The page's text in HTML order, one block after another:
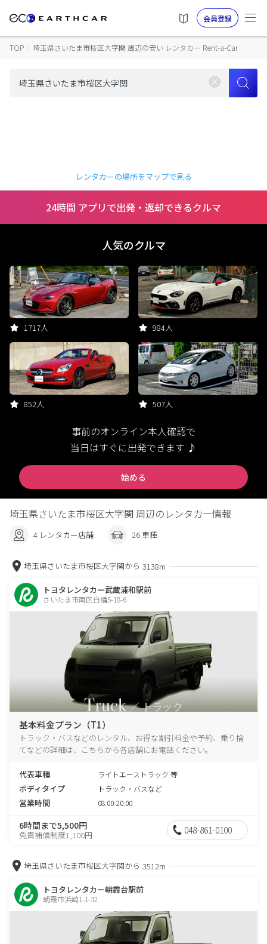
会員登録
TOP › 埼玉県さいたま市桜区大字関 周辺の安い レンタカー Rent-a-Car
レンタカーの場所をマップで見る
24時間 アプリで出発・返却できるクルマ
人気のクルマ
1717人 984人
852人 507人
事前のオンライン本人確認で
当日はすぐに出発できます ♪
始める
埼玉県さいたま市桜区大字関 周辺のレンタカー情報
4 レンタカー店舗 26 車種
埼玉県さいたま市桜区大字関から 3138m
トヨタレンタカー武蔵浦和駅前
さいたま市南区白幡5-18-6
基本料金プラン（T1）
トラック・バスなどのレンタル、お得な割引料金や予約、乗り捨
てなどの詳細は、こちらから各店舗にお電話ください。
代表車種 ライトエーストラック 等
ボディタイプ トラック・バスなど
営業時間 08:00-20:00
6時間まで5,500円
免責補償制度1,100円 048-861-0100
埼玉県さいたま市桜区大字関から 3512m
トヨタレンタカー朝霞台駅前
朝霞市浜崎1-1-32